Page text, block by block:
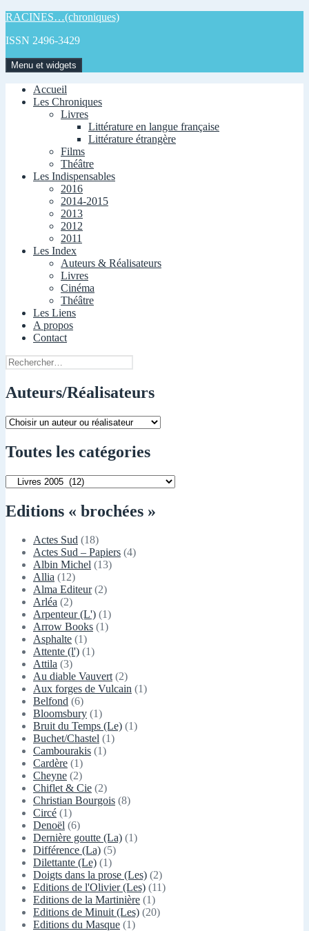
Aller
contenu
RACINES…(chroniques)
ISSN 2496-3429
Menu et widgets
Accueil
Les Chroniques
Livres
Littérature en langue française
Littérature étrangère
Films
Théâtre
Les Indispensables
2016
2014-2015
2013
2012
2011
Les Index
Auteurs & Réalisateurs
Livres
Cinéma
Théâtre
Les Liens
A propos
Contact
Rechercher :
Auteurs/Réalisateurs
Toutes les catégories
Toutes
catégories
Editions « brochées »
Actes Sud (18)
Actes Sud – Papiers (4)
Albin Michel (13)
Allia (12)
Alma Editeur(2)
Arléa (2)
Arpenteur (L') (1)
Arrow Books (1)
Asphalte (1)
Attente (l') (1)
Attila (3)
Au diable Vauvert(2)
Aux forges de Vulcain (1)
Belfond (6)
Bloomsbury (1)
Bruit du Temps (Le) (1)
Buchet/Chastel (1)
Cambourakis (1)
Cardère (1)
Cheyne (2)
Chiflet & Cie (2)
Christian Bourgois (8)
Circé (1)
Denoël (6)
Dernière goutte (La) (1)
Différence (La) (5)
Dilettante (Le) (1)
Doigts dans la prose (Les) (2)
Editions de l'Olivier (Les) (11)
Editions de la Martinière (1)
Editions de Minuit (Les) (20)
Editions du Masque (1)